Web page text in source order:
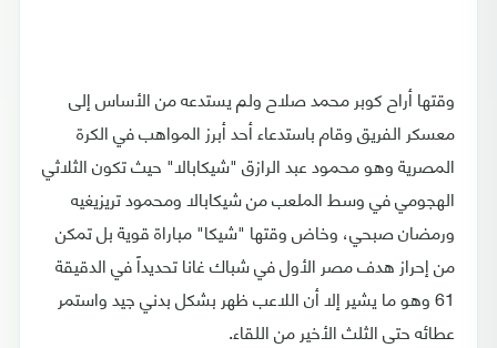
وقتها أراح كوبر محمد صلاح ولم يستدعه من الأساس إلى
معسكر الفريق وقام باستدعاء أحد أبرز المواهب في الكرة
المصرية وهو محمود عبد الرازق "شيكابالا" حيث تكون الثلاثي
الهجومي في وسط الملعب من شيكابالا ومحمود تريزيغيه
ورمضان صبحي، وخاض وقتها "شيكا" مباراة قوية بل تمكن
من إحراز هدف مصر الأول في شباك غانا تحديداً في الدقيقة
61 وهو ما يشير إلا أن اللاعب ظهر بشكل بدني جيد واستمر
عطائه حتى الثلث الأخير من اللقاء.